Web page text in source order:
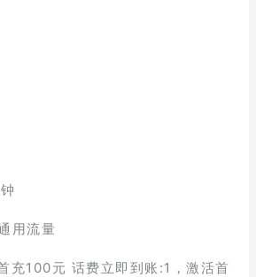
用流量
充100元 话费立即到账:1，激活首